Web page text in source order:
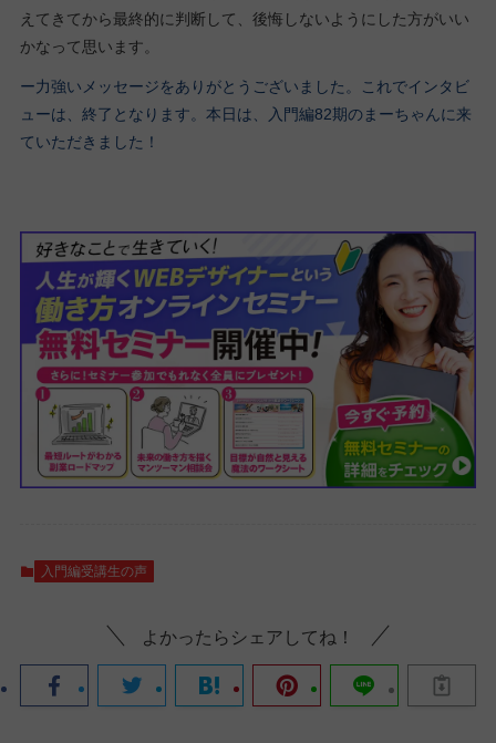
えてきてから最終的に判断して、後悔しないようにした方がいい
かなって思います。
ー力強いメッセージをありがとうございました。これでインタビ
ューは、終了となります。本日は、入門編82期のまーちゃんに来
ていただきました！
入門編受講生の声
よかったらシェアしてね！